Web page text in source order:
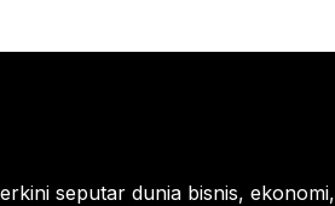
seputar dunia bisnis, ekonomi,